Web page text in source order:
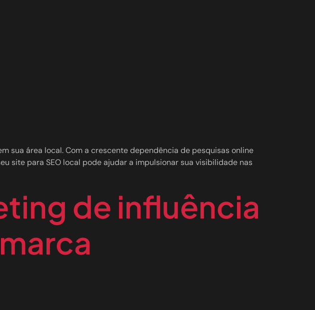
sua área local. Com a crescente dependência de pesquisas online
site para SEO local pode ajudar a impulsionar sua visibilidade nas
de influência